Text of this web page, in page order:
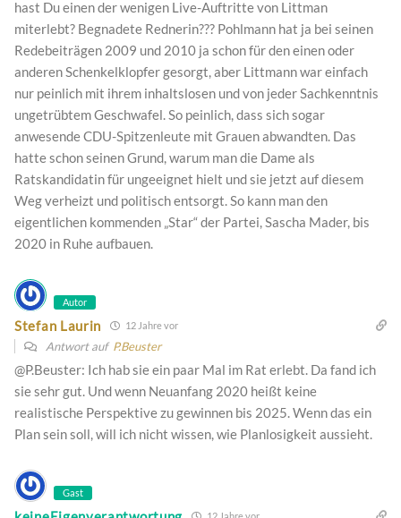
hast Du einen der wenigen Live-Auftritte von Littman
miterlebt? Begnadete Rednerin??? Pohlmann hat ja bei seinen
Redebeiträgen 2009 und 2010 ja schon für den einen oder
anderen Schenkelklopfer gesorgt, aber Littmann war einfach
nur peinlich mit ihrem inhaltslosen und von jeder Sachkenntnis
ungetrübtem Geschwafel. So peinlich, dass sich sogar
anwesende CDU-Spitzenleute mit Grauen abwandten. Das
hatte schon seinen Grund, warum man die Dame als
Ratskandidatin für ungeeignet hielt und sie jetzt auf diesem
Weg verheizt und politisch entsorgt. So kann man den
eigentlichen kommenden „Star“ der Partei, Sascha Mader, bis
2020 in Ruhe aufbauen.
Autor
Stefan Laurin 12 Jahre vor
Antwort auf P.Beuster
@P.Beuster: Ich hab sie ein paar Mal im Rat erlebt. Da fand ich
sie sehr gut. Und wenn Neuanfang 2020 heißt keine
realistische Perspektive zu gewinnen bis 2025. Wenn das ein
Plan sein soll, will ich nicht wissen, wie Planlosigkeit aussieht.
Gast